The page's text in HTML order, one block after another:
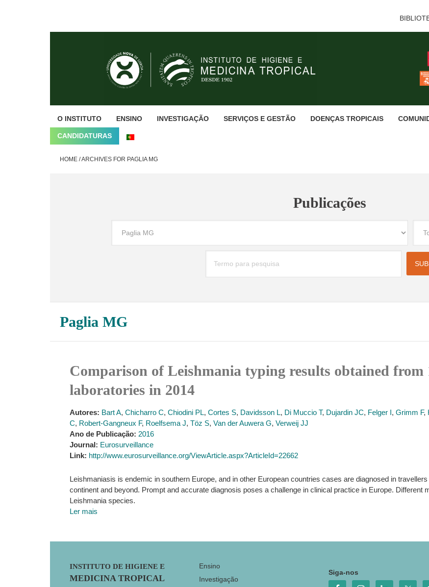
O INSTITUTO ENSINO INVESTIGAÇÃO SERVIÇOS E GESTÃO DOENÇAS TROPICAIS
CANDIDATURAS
HOME /ARCHIVES FOR PAGLIA MG
Publicações
Paglia MG
Comparison of Leishmania typing results obtained from
laboratories in 2014
Autores: Bart A, Chicharro C, Chiodini PL, Cortes S, Davidsson L, Di Muccio T, Dujardin JC, Felger I, Grimm F,
C, Robert-Gangneux F, Roelfsema J, Töz S, Van der Auwera G, Verweij JJ
Ano de Publicação: 2016
Journal: Eurosurveillance
Link: http://www.eurosurveillance.org/ViewArticle.aspx?ArticleId=22662
Leishmaniasis is endemic in southern Europe, and in other European countries cases are diagnosed in
continent and beyond. Prompt and accurate diagnosis poses a challenge in clinical practice in Europe. Different
Leishmania species.
Ler mais
Footer
INSTITUTO DE HIGIENE E
MEDICINA TROPICAL
Ensino
Investigação
Siga-nos